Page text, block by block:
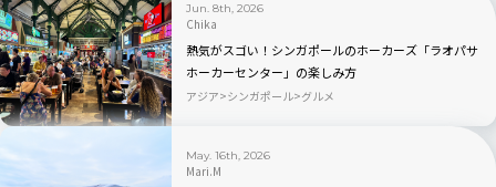
Jun. 8th, 2026
Chika
熱気がスゴい！シンガポールのホーカーズ「ラオパサ
ホーカーセンター」の楽しみ方
アジア シンガポール グルメ
May. 16th, 2026
Mari.M